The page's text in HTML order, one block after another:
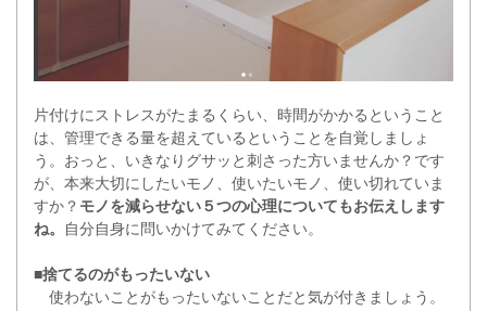
片付けにストレスがたまるくらい、時間がかかるということ
は、管理できる量を超えているということを自覚しましょ
う。おっと、いきなりグサッと刺さった方いませんか？です
が、本来大切にしたいモノ、使いたいモノ、使い切れていま
すか？ モノを減らせない５つの心理についてもお伝えします
ね。
自分自身に問いかけてみてください。
■捨てるのがもったいない
使わないことがもったいないことだと気が付きましょう。